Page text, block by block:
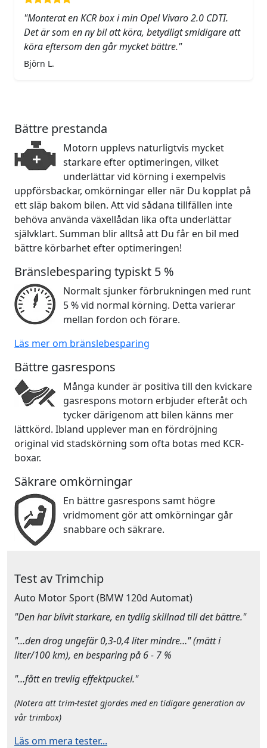
"Monterat en KCR box i min Opel Vivaro 2.0 CDTI.
Det är som en ny bil att köra, betydligt smidigare att
köra eftersom den går mycket bättre."
Björn L.
Bättre prestanda
Motorn upplevs naturligtvis mycket
starkare efter optimeringen, vilket
underlättar vid körning i exempelvis
uppförsbackar, omkörningar eller när Du kopplat på
ett släp bakom bilen. Att vid sådana tillfällen inte
behöva använda växellådan lika ofta underlättar
självklart. Summan blir alltså att Du får en bil med
bättre körbarhet efter optimeringen!
Bränslebesparing typiskt 5 %
Normalt sjunker förbrukningen med runt
5 % vid normal körning. Detta varierar
mellan fordon och förare.
Läs mer om bränslebesparing
Bättre gasrespons
Många kunder är positiva till den kvickare
gasrespons motorn erbjuder efteråt och
tycker därigenom att bilen känns mer
lättkörd. Ibland upplever man en fördröjning
original vid stadskörning som ofta botas med KCR-
boxar.
Säkrare omkörningar
En bättre gasrespons samt högre
vridmoment gör att omkörningar går
snabbare och säkrare.
Test av Trimchip
Auto Motor Sport(BMW 120d Automat)
"Den har blivit starkare, en tydlig skillnad till det bättre."
"…den drog ungefär 0,3-0,4 liter mindre…" (mätt i
liter/100 km), en besparing på 6 - 7 %
"…fått en trevlig effektpuckel."
(Notera att trim-testet gjordes med en tidigare generation av
vår trimbox)
Läs om mera tester...